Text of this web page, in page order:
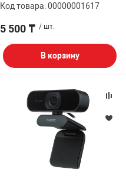
Код товара: 00000001617
5 500 ₸ / шт.
В корзину